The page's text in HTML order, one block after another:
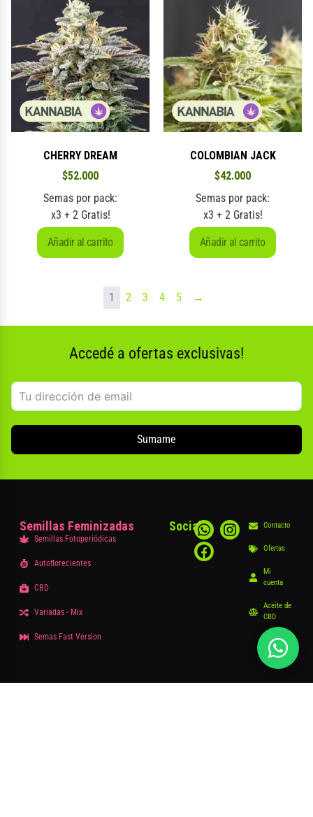
CHERRY DREAM
$52.000
Semas por pack:
x3 + 2 Gratis!
Añadir al carrito
COLOMBIAN JACK
$42.000
Semas por pack:
x3 + 2 Gratis!
Añadir al carrito
1 2 3 4 5 →
Accedé a ofertas exclusivas!
Sumame
Semillas Feminizadas
Semillas Fotoperiódicas
Autoflorecientes
CBD
Variadas - Mix
Semas Fast Version
Social Contacto
Ofertas
Mi
cuenta
Aceite de
CBD